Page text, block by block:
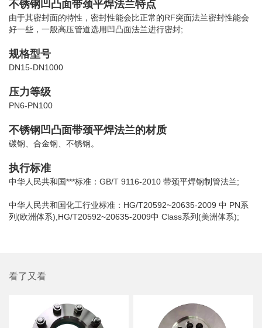
不锈钢凹凸面带颈平焊法兰特点
由于其密封面的特性，密封性能会比正常的RF突面法兰密封性能会
好一些，一般高压管道选用凹凸面法兰进行密封;
规格型号
DN15-DN1000
压力等级
PN6-PN100
不锈钢凹凸面带颈平焊法兰的材质
碳钢、合金钢、不锈钢。
执行标准
中华人民共和国***标准：GB/T 9116-2010 带颈平焊钢制管法兰;
中华人民共和国化工行业标准：HG/T20592~20635-2009 中 PN系
列(欧洲体系),HG/T20592~20635-2009中 Class系列(美洲体系);
看了又看